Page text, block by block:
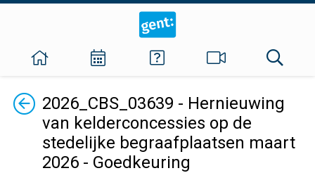
Terug2026_CBS_03639 - Hernieuwing
van kelderconcessies op de
stedelijke begraafplaatsen maart
2026 - Goedkeuring